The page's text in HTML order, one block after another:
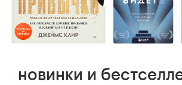
новинки и